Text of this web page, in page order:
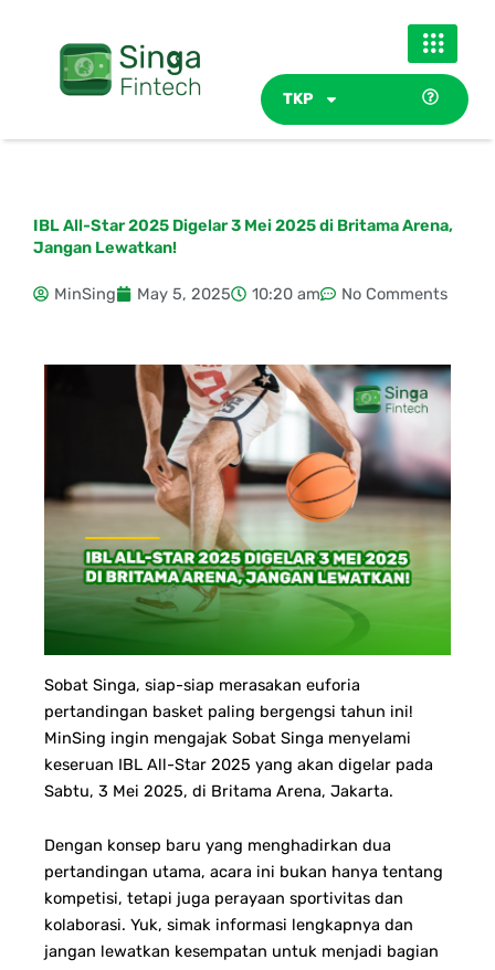
TKP
IBL All-Star 2025 Digelar 3 Mei 2025 di Britama Arena,
Jangan Lewatkan!
MinSing May 5, 2025 10:20 am No Comments
Sobat Singa, siap-siap merasakan euforia
pertandingan basket paling bergengsi tahun ini!
MinSing ingin mengajak Sobat Singa menyelami
keseruan IBL All-Star 2025 yang akan digelar pada
Sabtu, 3 Mei 2025, di Britama Arena, Jakarta.
Dengan konsep baru yang menghadirkan dua
pertandingan utama, acara ini bukan hanya tentang
kompetisi, tetapi juga perayaan sportivitas dan
kolaborasi. Yuk, simak informasi lengkapnya dan
jangan lewatkan kesempatan untuk menjadi bagian